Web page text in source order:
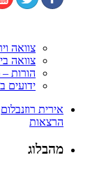
צוואה
צוואה
הורות
ידועים
אירית רוזנבלום
הרצאות
מהבלוג